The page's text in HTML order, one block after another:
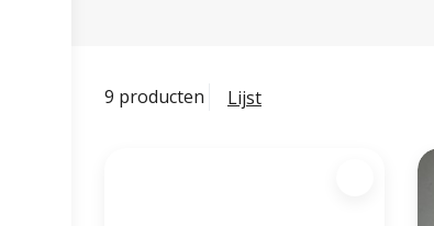
9 producten Lijst